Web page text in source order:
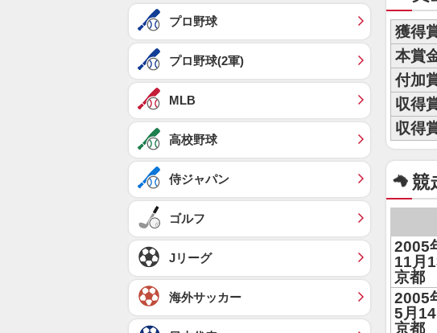
獲得
本賞
付加
収得
収得
競
2005
11月
京都
2005
5月14
京都
プロ野球
プロ野球(2軍)
MLB
高校野球
侍ジャパン
ゴルフ
Jリーグ
海外サッカー